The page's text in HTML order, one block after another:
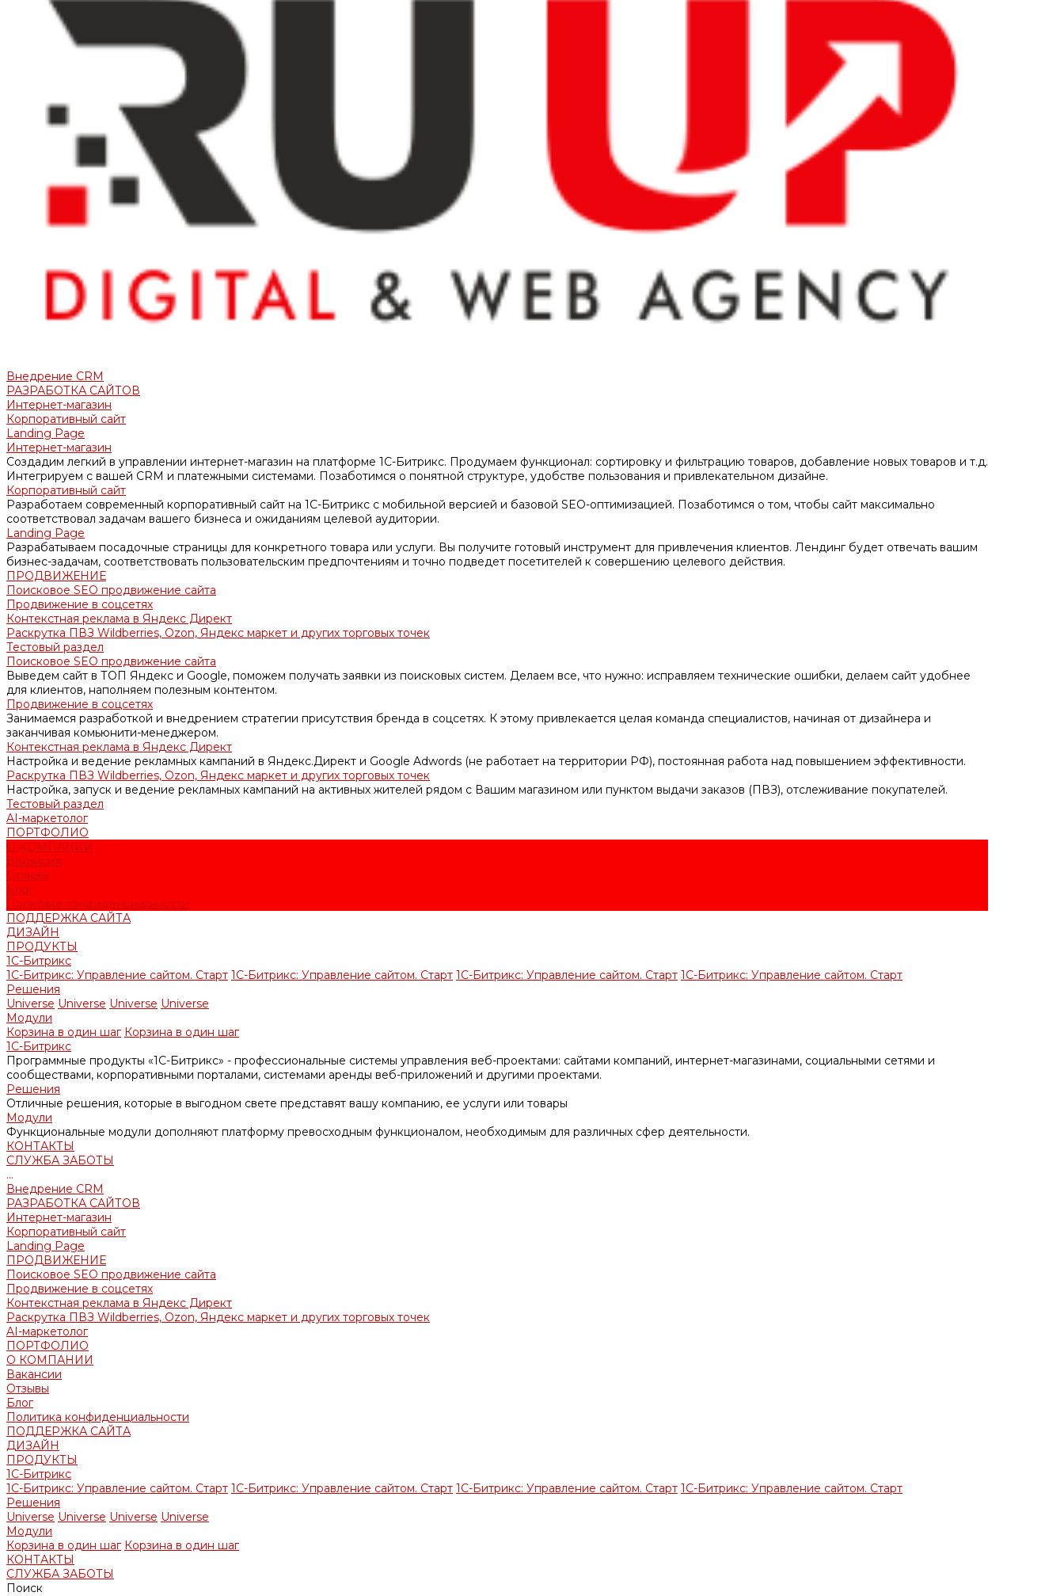
Внедрение CRM
РАЗРАБОТКА САЙТОВ
Интернет-магазин
Корпоративный сайт
Landing Page
Интернет-магазин
Создадим легкий в управлении интернет-магазин на платформе 1С-Битрикс. Продумаем функционал: сортировку и фильтрацию товаров, добавление новых товаров и т.д.
Интегрируем с вашей CRM и платежными системами. Позаботимся о понятной структуре, удобстве пользования и привлекательном дизайне.
Корпоративный сайт
Разработаем современный корпоративный сайт на 1С-Битрикс с мобильной версией и базовой SEO-оптимизацией. Позаботимся о том, чтобы сайт максимально
соответствовал задачам вашего бизнеса и ожиданиям целевой аудитории.
Landing Page
Разрабатываем посадочные страницы для конкретного товара или услуги. Вы получите готовый инструмент для привлечения клиентов. Лендинг будет отвечать вашим
бизнес-задачам, соответствовать пользовательским предпочтениям и точно подведет посетителей к совершению целевого действия.
ПРОДВИЖЕНИЕ
Поисковое SEO продвижение сайта
Продвижение в соцсетях
Контекстная реклама в Яндекс Директ
Раскрутка ПВЗ Wildberries, Ozon, Яндекс маркет и других торговых точек
Тестовый раздел
Поисковое SEO продвижение сайта
Выведем сайт в ТОП Яндекс и Google, поможем получать заявки из поисковых систем. Делаем все, что нужно: исправляем технические ошибки, делаем сайт удобнее
для клиентов, наполняем полезным контентом.
Продвижение в соцсетях
Занимаемся разработкой и внедрением стратегии присутствия бренда в соцсетях. К этому привлекается целая команда специалистов, начиная от дизайнера и
заканчивая комьюнити-менеджером.
Контекстная реклама в Яндекс Директ
Настройка и ведение рекламных кампаний в Яндекс.Директ и Google Adwords (не работает на территории РФ), постоянная работа над повышением эффективности.
Раскрутка ПВЗ Wildberries, Ozon, Яндекс маркет и других торговых точек
Настройка, запуск и ведение рекламных кампаний на активных жителей рядом с Вашим магазином или пунктом выдачи заказов (ПВЗ), отслеживание покупателей.
Тестовый раздел
AI-маркетолог
ПОРТФОЛИО
О КОМПАНИИ
Вакансии
Отзывы
Блог
Политика конфиденциальности
ПОДДЕРЖКА САЙТА
ДИЗАЙН
ПРОДУКТЫ
1С-Битрикс
1С-Битрикс: Управление сайтом. Старт 1С-Битрикс: Управление сайтом. Старт 1С-Битрикс: Управление сайтом. Старт 1С-Битрикс: Управление сайтом. Старт
Решения
Universe Universe Universe Universe
Модули
Корзина в один шаг Корзина в один шаг
1С-Битрикс
Программные продукты «1С-Битрикс» - профессиональные системы управления веб-проектами: сайтами компаний, интернет-магазинами, социальными сетями и
сообществами, корпоративными порталами, системами аренды веб-приложений и другими проектами.
Решения
Отличные решения, которые в выгодном свете представят вашу компанию, ее услуги или товары
Модули
Функциональные модули дополняют платформу превосходным функционалом, необходимым для различных сфер деятельности.
КОНТАКТЫ
СЛУЖБА ЗАБОТЫ
...
Внедрение CRM
РАЗРАБОТКА САЙТОВ
Интернет-магазин
Корпоративный сайт
Landing Page
ПРОДВИЖЕНИЕ
Поисковое SEO продвижение сайта
Продвижение в соцсетях
Контекстная реклама в Яндекс Директ
Раскрутка ПВЗ Wildberries, Ozon, Яндекс маркет и других торговых точек
AI-маркетолог
ПОРТФОЛИО
О КОМПАНИИ
Вакансии
Отзывы
Блог
Политика конфиденциальности
ПОДДЕРЖКА САЙТА
ДИЗАЙН
ПРОДУКТЫ
1С-Битрикс
1С-Битрикс: Управление сайтом. Старт 1С-Битрикс: Управление сайтом. Старт 1С-Битрикс: Управление сайтом. Старт 1С-Битрикс: Управление сайтом. Старт
Решения
Universe Universe Universe Universe
Модули
Корзина в один шаг Корзина в один шаг
КОНТАКТЫ
СЛУЖБА ЗАБОТЫ
Поиск